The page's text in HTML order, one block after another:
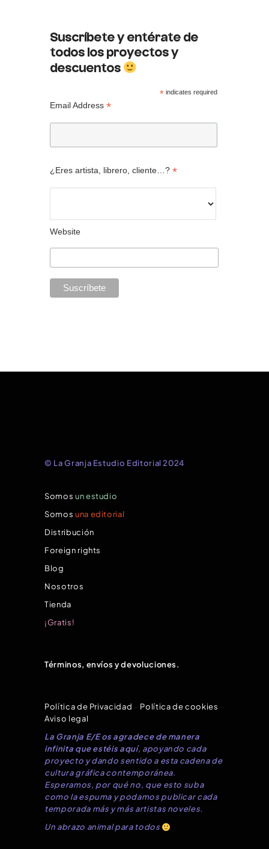
Suscríbete y entérate de
todos los proyectos y
descuentos
* indicates required
Email Address *
¿Eres artista, librero, cliente…? *
Website
© La Granja Estudio Editorial 2024
Somos un estudio
Somos una editorial
Distribución
Foreign rights
Blog
Nosotros
Tienda
¡Gratis!
Términos, envíos y devoluciones.
Política de Privacidad Política de cookies
Aviso legal
La Granja E/E os agradece de manera
infinita que estéis aquí, apoyando cada
proyecto y dando sentido a esta cadena de
cultura gráfica contemporánea.
Esperamos, por qué no, que esto suba
como la espuma y podamos publicar cada
temporada más y más artistas noveles.
Un abrazo animal para todos